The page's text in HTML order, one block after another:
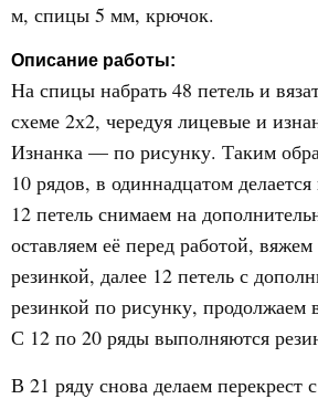
м, спицы 5 мм, крючок.
Описание работы:
На спицы набрать 48 петель и
схеме 2х2, чередуя лицевые и
Изнанка — по рисунку. Таким
10 рядов, в одиннадцатом
12 петель снимаем на
оставляем её перед работой, вяжем
резинкой, далее 12 петель с
резинкой по рисунку, продолжаем
С 12 по 20 ряды выполняются
В 21 ряду снова делаем перекрест